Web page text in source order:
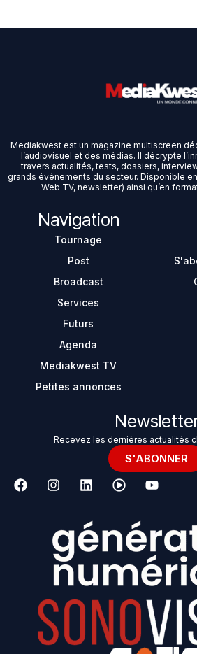
Mediakwest est un magazine multiscreen
l’audiovisuel et des médias. Il décrypte
travers actualités, tests, dossiers,
grands événements du secteur. Disponible
Web TV, newsletter) ainsi qu’en
Navigation
Tournage
Post
Broadcast
Services
Futurs
Agenda
Mediakwest TV
Petites annonces
Recevez les dernières actualités
S'ABONNER